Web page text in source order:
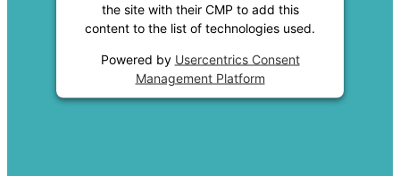
the site with their CMP to add this
content to the list of technologies used.
Powered by Usercentrics Consent
Management Platform